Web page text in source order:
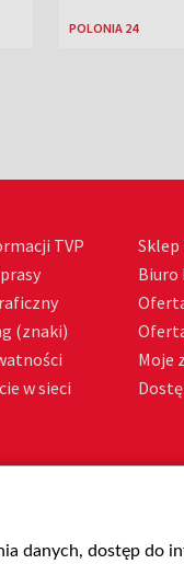
POLONIA 24
TVP
(znaki)
w sieci
Sklep
Biuro
Moje
danych, dostęp do